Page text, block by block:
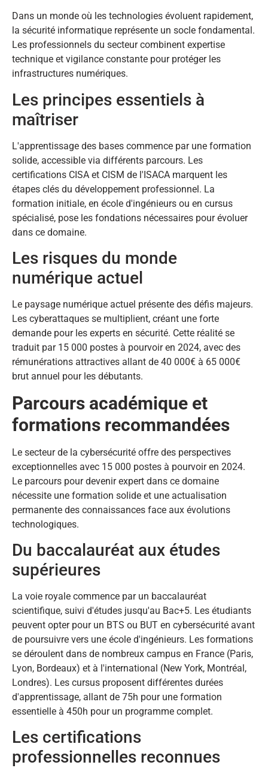
Dans un monde où les technologies évoluent rapidement,
la sécurité informatique représente un socle fondamental.
Les professionnels du secteur combinent expertise
technique et vigilance constante pour protéger les
infrastructures numériques.
Les principes essentiels à
maîtriser
L'apprentissage des bases commence par une formation
solide, accessible via différents parcours. Les
certifications CISA et CISM de l'ISACA marquent les
étapes clés du développement professionnel. La
formation initiale, en école d'ingénieurs ou en cursus
spécialisé, pose les fondations nécessaires pour évoluer
dans ce domaine.
Les risques du monde
numérique actuel
Le paysage numérique actuel présente des défis majeurs.
Les cyberattaques se multiplient, créant une forte
demande pour les experts en sécurité. Cette réalité se
traduit par 15 000 postes à pourvoir en 2024, avec des
rémunérations attractives allant de 40 000€ à 65 000€
brut annuel pour les débutants.
Parcours académique et
formations recommandées
Le secteur de la cybersécurité offre des perspectives
exceptionnelles avec 15 000 postes à pourvoir en 2024.
Le parcours pour devenir expert dans ce domaine
nécessite une formation solide et une actualisation
permanente des connaissances face aux évolutions
technologiques.
Du baccalauréat aux études
supérieures
La voie royale commence par un baccalauréat
scientifique, suivi d'études jusqu'au Bac+5. Les étudiants
peuvent opter pour un BTS ou BUT en cybersécurité avant
de poursuivre vers une école d'ingénieurs. Les formations
se déroulent dans de nombreux campus en France (Paris,
Lyon, Bordeaux) et à l'international (New York, Montréal,
Londres). Les cursus proposent différentes durées
d'apprentissage, allant de 75h pour une formation
essentielle à 450h pour un programme complet.
Les certifications
professionnelles reconnues